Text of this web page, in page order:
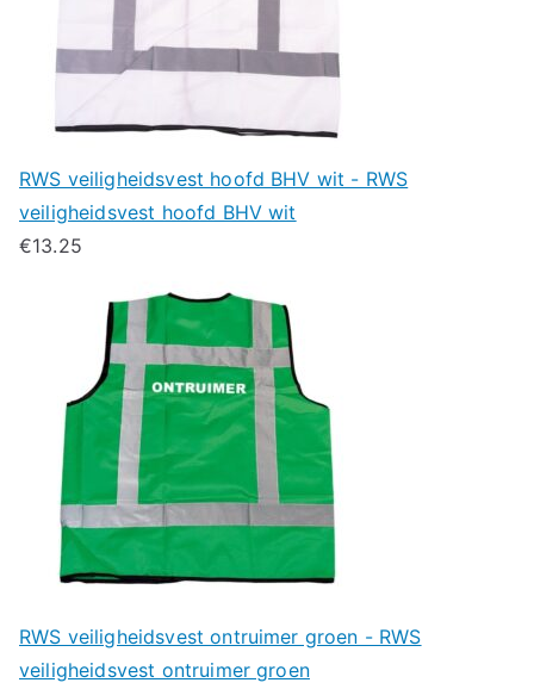
RWS veiligheidsvest hoofd BHV wit - RWS
veiligheidsvest hoofd BHV wit
€13.25
RWS veiligheidsvest ontruimer groen - RWS
veiligheidsvest ontruimer groen